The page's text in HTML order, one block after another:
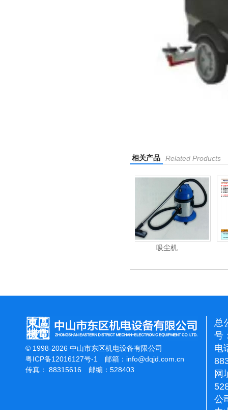
相关产品 Related Products
电动高压清洗机
© 1998-2026 中山市东区机电设备有限公司
粤ICP备12016127号-1 邮箱： info@dqjd.com.cn
传真： 88315616 邮编：528403
总
号
电
网
公